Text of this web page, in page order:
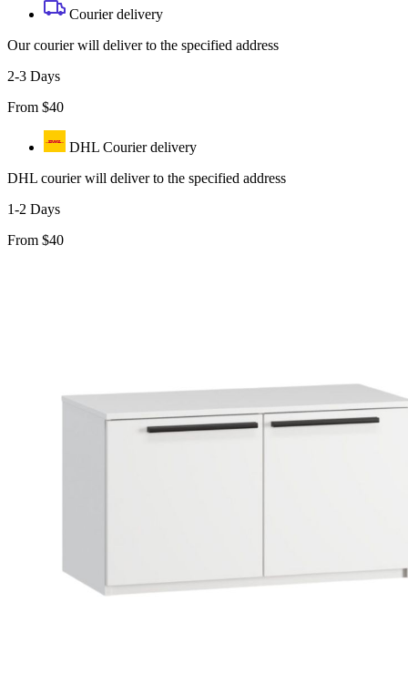
Courier delivery
Our courier will deliver to the specified address
2-3 Days
From $40
DHL Courier delivery
DHL courier will deliver to the specified address
1-2 Days
From $40